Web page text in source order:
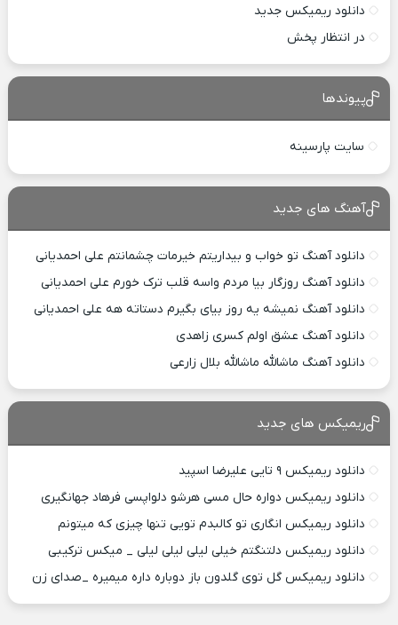
دانلود ریمیکس جدید
در انتظار پخش
پیوندها
سایت پارسینه
آهنگ های جدید
دانلود آهنگ تو خواب و بیداریتم خیرمات چشمانتم علی احمدیانی
دانلود آهنگ روزگار بیا مردم واسه قلب ترک خورم علی احمدیانی
دانلود آهنگ نمیشه یه روز بیای بگیرم دستاته هه علی احمدیانی
دانلود آهنگ عشق اولم کسری زاهدی
دانلود آهنگ ماشالله ماشالله بلال زارعی
ریمیکس های جدید
دانلود ریمیکس ۹ تایی علیرضا اسپید
دانلود ریمیکس دواره حال مسی هرشو دلواپسی فرهاد جهانگیری
دانلود ریمیکس انگاری تو کالبدم تویی تنها چیزی که میتونم
دانلود ریمیکس دلتنگتم خیلی لیلی لیلی لیلی _ میکس ترکیبی
دانلود ریمیکس گل توی گلدون باز دوباره داره میمیره _صدای زن